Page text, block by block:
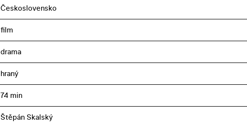
Československo
film
drama
hraný
74 min
Štěpán Skalský